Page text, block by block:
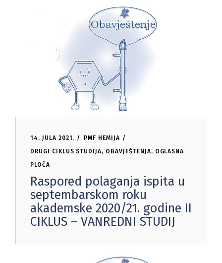
14. JULA 2021.
PMF HEMIJA
DRUGI CIKLUS STUDIJA, OBAVJEŠTENJA, OGLASNA
PLOČA
Raspored polaganja ispita u
septembarskom roku
akademske 2020/21. godine II
CIKLUS – VANREDNI STUDIJ